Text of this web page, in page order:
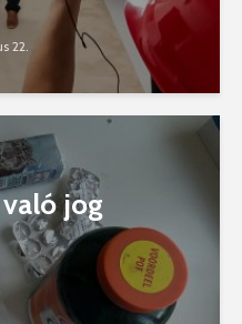
22.
jog